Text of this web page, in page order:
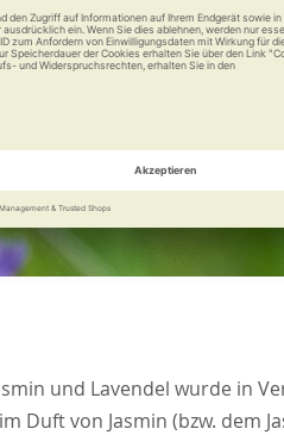
und Lavendel wurde in
Duft von Jasmin (bzw. dem